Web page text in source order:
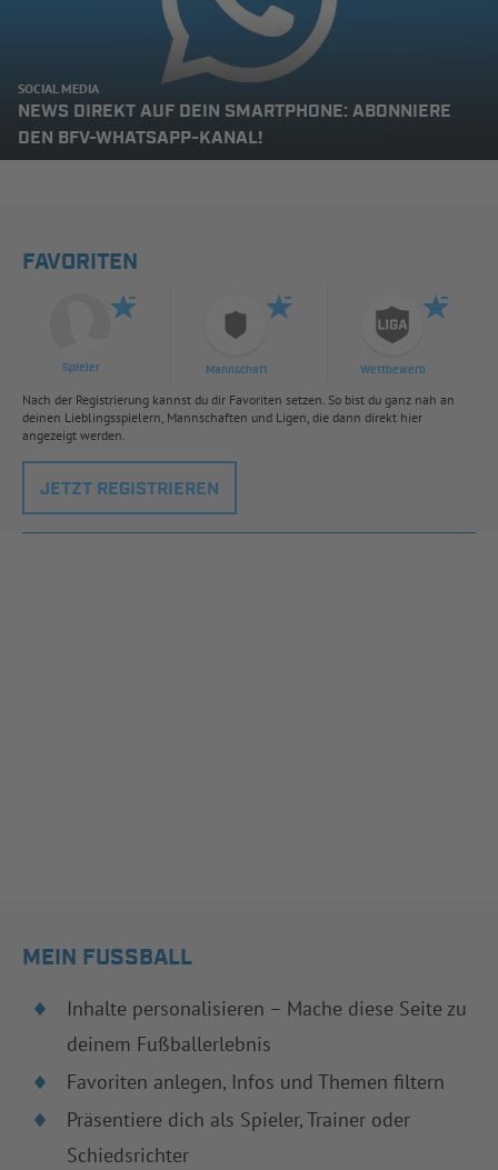
SOCIAL MEDIA
NEWS DIREKT AUF DEIN SMARTPHONE: ABONNIERE
DEN BFV-WHATSAPP-KANAL!
FAVORITEN
Spieler Mannschaft Wettbewerb
Nach der Registrierung kannst du dir Favoriten setzen. So bist du ganz nah an
deinen Lieblingsspielern, Mannschaften und Ligen, die dann direkt hier
angezeigt werden.
JETZT REGISTRIEREN
MEIN FUSSBALL
Inhalte personalisieren – Mache diese Seite zu
deinem Fußballerlebnis
Favoriten anlegen, Infos und Themen filtern
Präsentiere dich als Spieler, Trainer oder
Schiedsrichter